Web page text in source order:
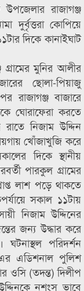
উপজেলার রাজাগঞ্জ
দুর্বৃত্তরা কোপিয়ে
দিকে কানাইঘাট
গ্রামের মুনির আলীর
ছোলা-পিয়াজু
রাজাগঞ্জ বাজারে
ঘোরাফেরা করতে
রাতে নিজাম উদ্দিন
খোঁজাখুজি করে
দিকে স্থানীয়
পারকুল গ্রামের
লাশ পড়ে থাকতে
সকাল ১১টায়
নিজাম উদ্দিনের
জন্য উদ্ধার করে
পরিদর্শন
এডিশনাল পুলিশ
ওসি (তদন্ত) দিলীপ
নৃশংস ভাবে